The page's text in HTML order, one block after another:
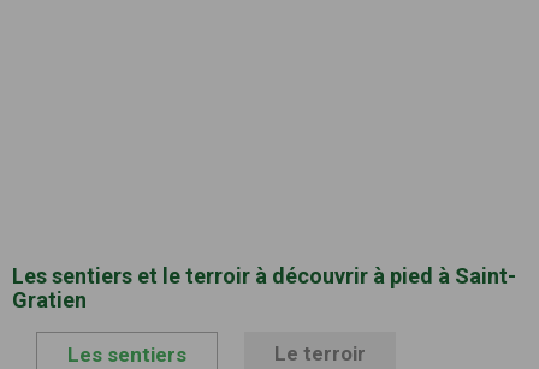
Les sentiers et le terroir à découvrir à pied à Saint-
Gratien
Les sentiers Le terroir